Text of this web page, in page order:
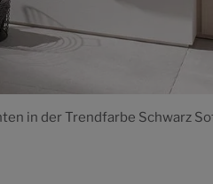
in der Trendfarbe Schwarz